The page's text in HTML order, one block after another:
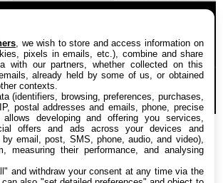
, we wish to store and access information on
pixels in emails, etc.), combine and share
with our partners, whether collected on this
already held by some of us, or obtained
contexts.
(identifiers, browsing, preferences, purchases,
postal addresses and emails, phone, precise
developing and offering you services,
offers and ads across your devices and
email, post, SMS, phone, audio, and video),
measuring their performance, and analysing
and withdraw your consent at any time via the